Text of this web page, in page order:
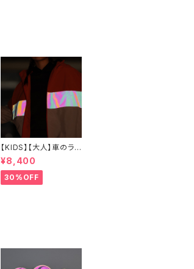
【KIDS】【大人】車のライ
トで光る！ウインドブレ
ーカー
¥8,400
30%OFF